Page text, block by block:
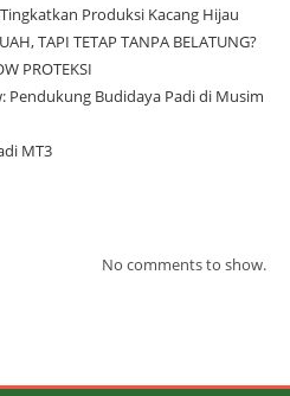
Produksi Kacang Hijau
TAPI TETAP TANPA BELATUNG?
PROTEKSI
Pendukung Budidaya Padi di Musim
MT3
No comments to show.